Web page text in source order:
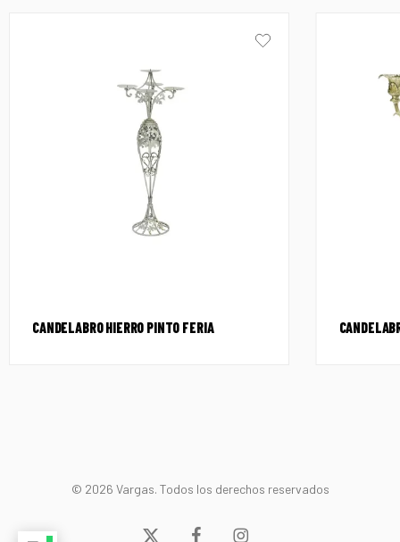
CANDELABRO HIERRO PINTO FERIA
© 2026 Vargas. Todos los derechos reservados
x- facebookinstagram